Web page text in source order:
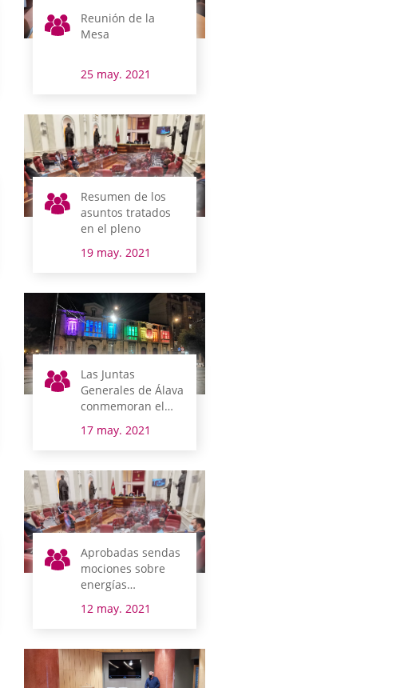
Reunión de la
Mesa
25 may. 2021
Resumen de los
asuntos tratados
en el pleno
19 may. 2021
Las Juntas
Generales de Álava
conmemoran el
contra la
Transfobia y la
Bifobia
17 may. 2021
Aprobadas sendas
mociones sobre
energías
agricultura y el
12 may. 2021